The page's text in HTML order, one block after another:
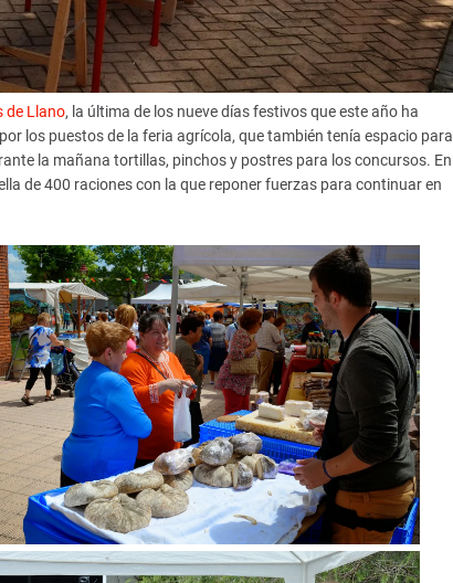
de Llano, la última de los nueve días festivos que este año ha
los puestos de la feria agrícola, que también tenía espacio para
la mañana tortillas, pinchos y postres para los concursos. En
de 400 raciones con la que reponer fuerzas para continuar en